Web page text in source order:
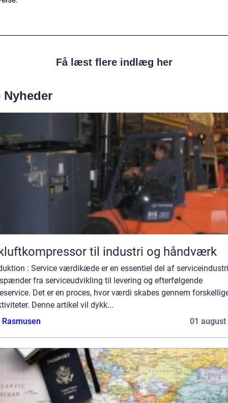
Få læst flere indlæg her
Nyheder
til industri og håndværk
: Service værdikæde er en essentiel del af
fra serviceudvikling til levering og efterfølgende
Det er en proces, hvor værdi skabes gennem
Denne artikel vil dykk...
01 august